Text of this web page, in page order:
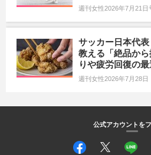
週刊女性2026年7月21日
サッカー日本代
教える「絶品か
りや疲労回復の
週刊女性2026年7月28日
公式アカウントを